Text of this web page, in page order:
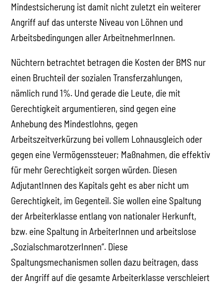
Mindestsicherung ist damit nicht zuletzt ein weiterer
Angriff auf das unterste Niveau von Löhnen und
Arbeitsbedingungen aller ArbeitnehmerInnen.
Nüchtern betrachtet betragen die Kosten der BMS nur
einen Bruchteil der sozialen Transferzahlungen,
nämlich rund 1%. Und gerade die Leute, die mit
Gerechtigkeit argumentieren, sind gegen eine
Anhebung des Mindestlohns, gegen
Arbeitszeitverkürzung bei vollem Lohnausgleich oder
gegen eine Vermögenssteuer; Maßnahmen, die effektiv
für mehr Gerechtigkeit sorgen würden. Diesen
AdjutantInnen des Kapitals geht es aber nicht um
Gerechtigkeit, im Gegenteil. Sie wollen eine Spaltung
der Arbeiterklasse entlang von nationaler Herkunft,
bzw. eine Spaltung in ArbeiterInnen und arbeitslose
„SozialschmarotzerInnen“. Diese
Spaltungsmechanismen sollen dazu beitragen, dass
der Angriff auf die gesamte Arbeiterklasse verschleiert